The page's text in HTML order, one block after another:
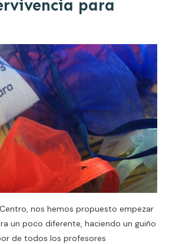
para
nos hemos propuesto empezar
un poco diferente, haciendo un guiño
de todos los profesores